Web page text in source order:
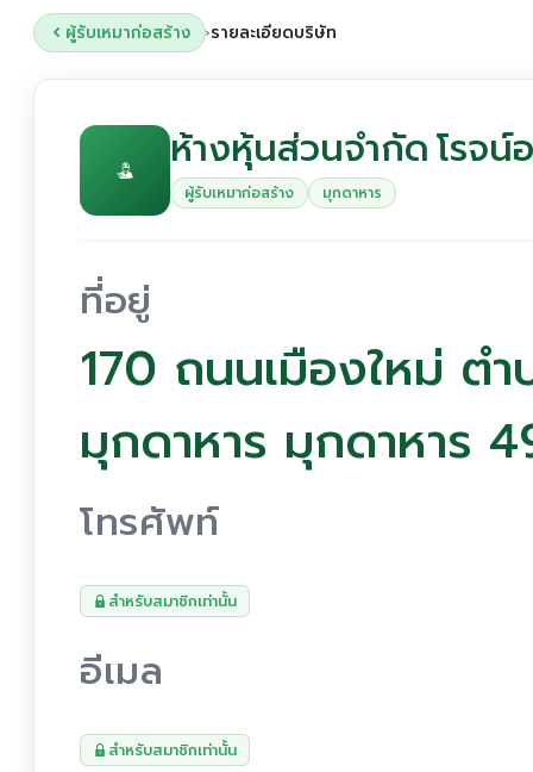
ผู้รับเหมาก่อสร้าง ›รายละเอียดบริษัท
ห้างหุ้นส่วนจำกัด โรจน์
ผู้รับเหมาก่อสร้าง มุกดาหาร
ที่อยู่
170 ถนนเมืองใหม่ ต
มุกดาหาร มุกดาหาร
โทรศัพท์
สำหรับสมาชิกเท่านั้น
อีเมล
สำหรับสมาชิกเท่านั้น